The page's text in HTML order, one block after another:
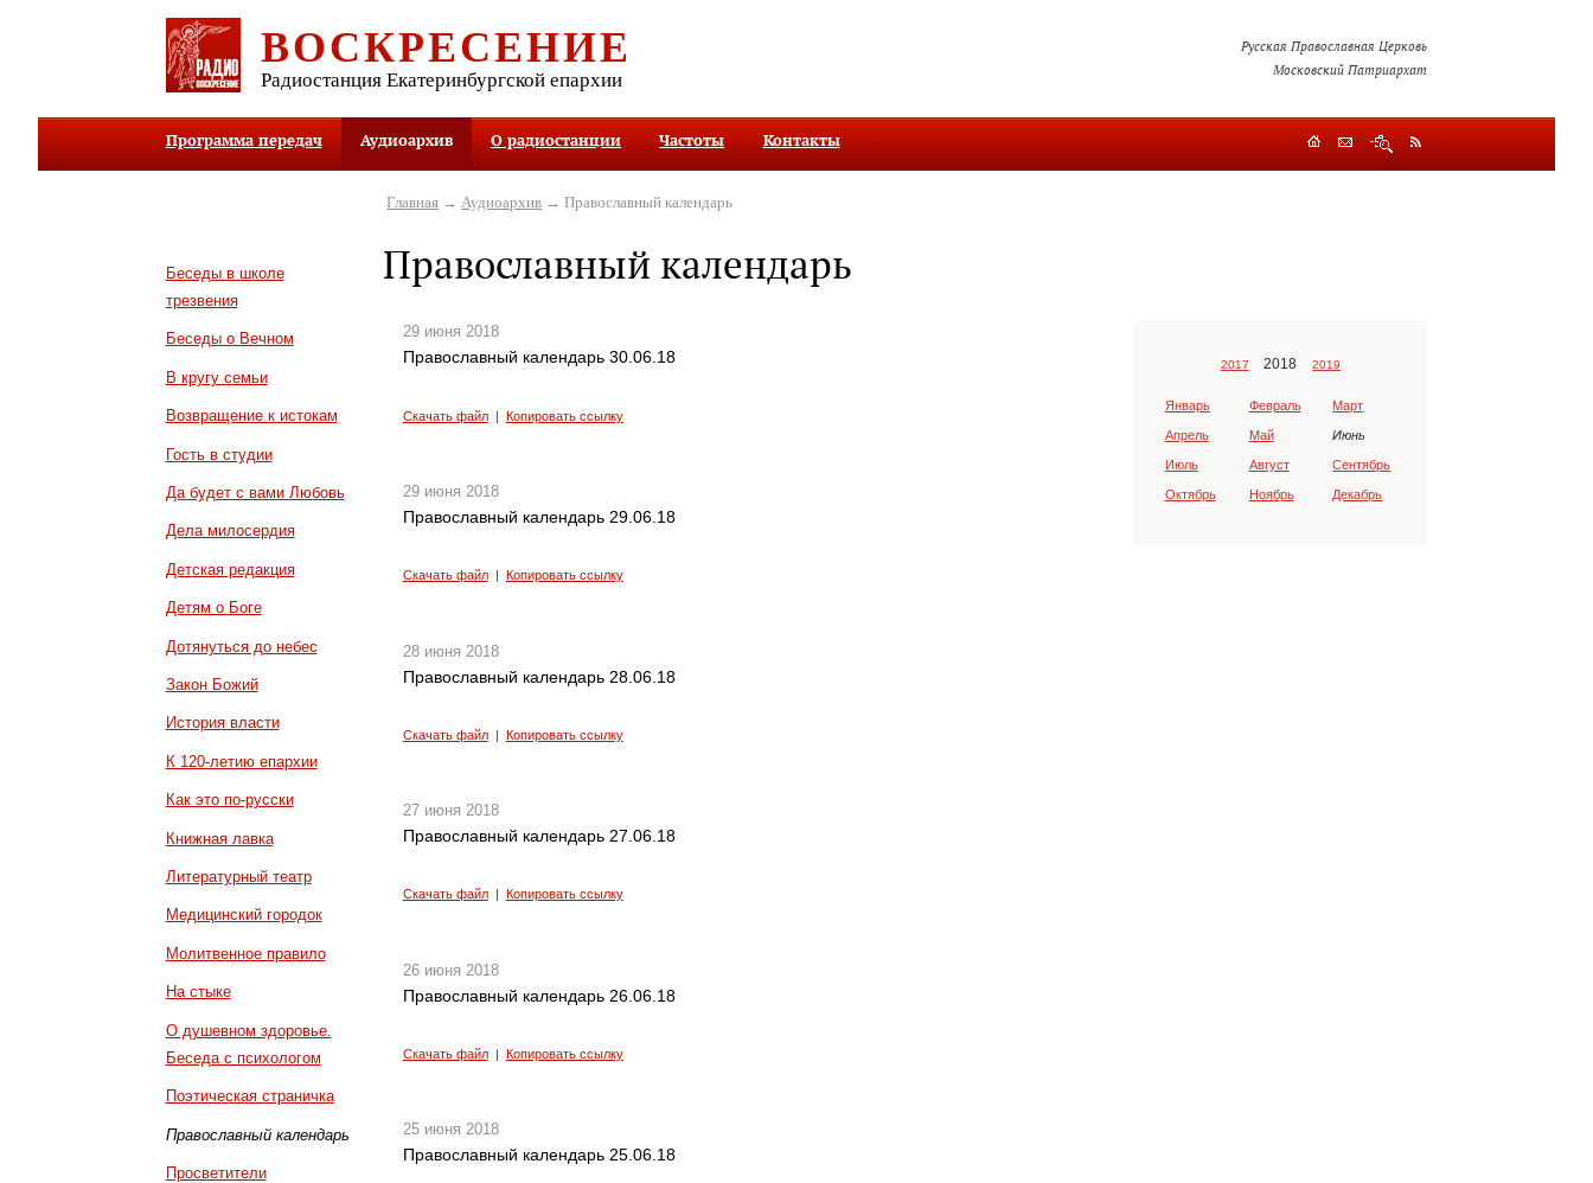
ВОСКРЕСЕНИЕ
Радиостанция Екатеринбургской епархии
Русская Православная Церковь
Московский Патриархат
Программа передач Аудиоархив О радиостанции Частоты Контакты
Беседы в школе
трезвения
Беседы о Вечном
В кругу семьи
Возвращение к истокам
Гость в студии
Да будет с вами Любовь
Дела милосердия
Детская редакция
Детям о Боге
Дотянуться до небес
Закон Божий
История власти
К 120-летию епархии
Как это по-русски
Книжная лавка
Литературный театр
Медицинский городок
Молитвенное правило
На стыке
О душевном здоровье.
Беседа с психологом
Поэтическая страничка
Православный календарь
Просветители
Главная → Аудиоархив → Православный календарь
Православный календарь
29 июня 2018
Православный календарь 30.06.18
Скачать файл| Копировать ссылку
29 июня 2018
Православный календарь 29.06.18
Скачать файл| Копировать ссылку
28 июня 2018
Православный календарь 28.06.18
Скачать файл| Копировать ссылку
27 июня 2018
Православный календарь 27.06.18
Скачать файл| Копировать ссылку
26 июня 2018
Православный календарь 26.06.18
Скачать файл| Копировать ссылку
25 июня 2018
Православный календарь 25.06.18
2017 2018 2019
Январь Февраль Март
Апрель Май Июнь
Июль Август Сентябрь
Октябрь Ноябрь Декабрь